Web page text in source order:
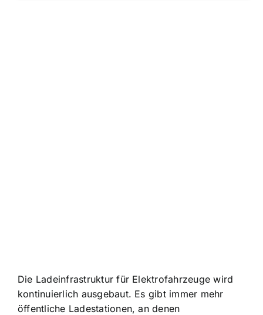
Die Ladeinfrastruktur für Elektrofahrzeuge wird
kontinuierlich ausgebaut. Es gibt immer mehr
öffentliche Ladestationen, an denen